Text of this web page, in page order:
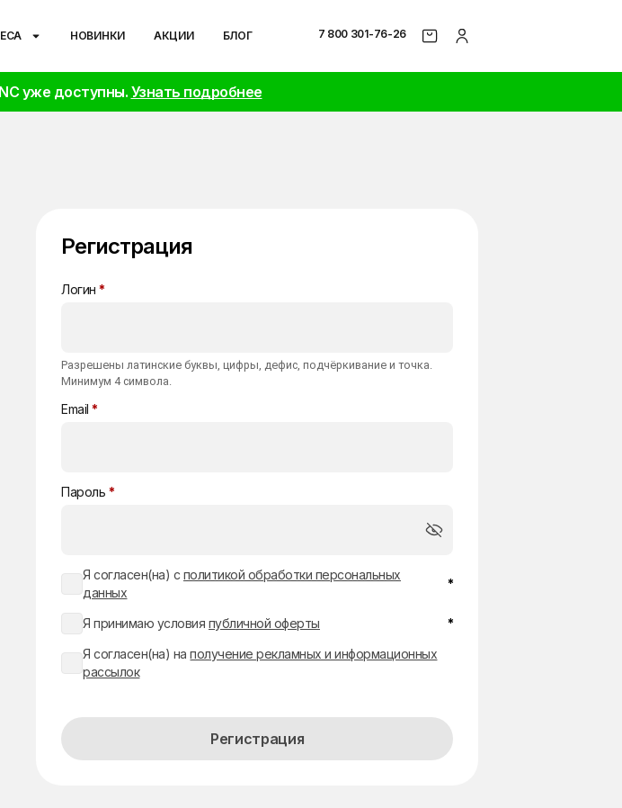
НОВИНКИ АКЦИИ БЛОГ 7 800 301-76-26
уже доступны.Узнать подробнее
Регистрация
Логин*
Разрешены латинские буквы, цифры, дефис, подчёркивание и точка.
Минимум 4 символа.
Email*
Пароль *
Я согласен(на) с политикой обработки персональных
данных
*
Я принимаю условия публичной оферты
*
Я согласен(на) наполучение рекламных и информационных
рассылок
Регистрация